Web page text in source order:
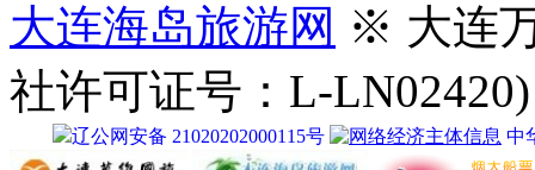
大连海岛旅游网 ※ 大连
社许可证号：L-LN02420)
辽公网安备 21020202000115号 中